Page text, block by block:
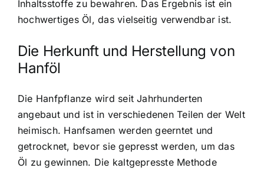
Inhaltsstoffe zu bewahren. Das Ergebnis ist ein
hochwertiges Öl, das vielseitig verwendbar ist.
Die Herkunft und Herstellung von
Hanföl
Die Hanfpflanze wird seit Jahrhunderten
angebaut und ist in verschiedenen Teilen der Welt
heimisch. Hanfsamen werden geerntet und
getrocknet, bevor sie gepresst werden, um das
Öl zu gewinnen. Die kaltgepresste Methode